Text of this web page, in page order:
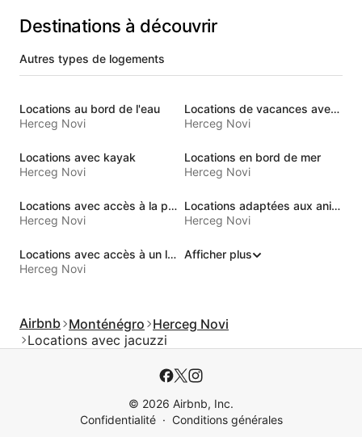
Destinations à découvrir
Autres types de logements
Locations au bord de l'eau
Herceg Novi
Locations de vacances avec piscine
Herceg Novi
Locations avec kayak
Herceg Novi
Locations en bord de mer
Herceg Novi
Locations avec accès à la plage
Herceg Novi
Locations adaptées aux animaux
Herceg Novi
Locations avec accès à un lac
Herceg Novi
Afficher plus
Airbnb Monténégro Herceg Novi
Locations avec jacuzzi
© 2026 Airbnb, Inc.
Confidentialité
Conditions générales